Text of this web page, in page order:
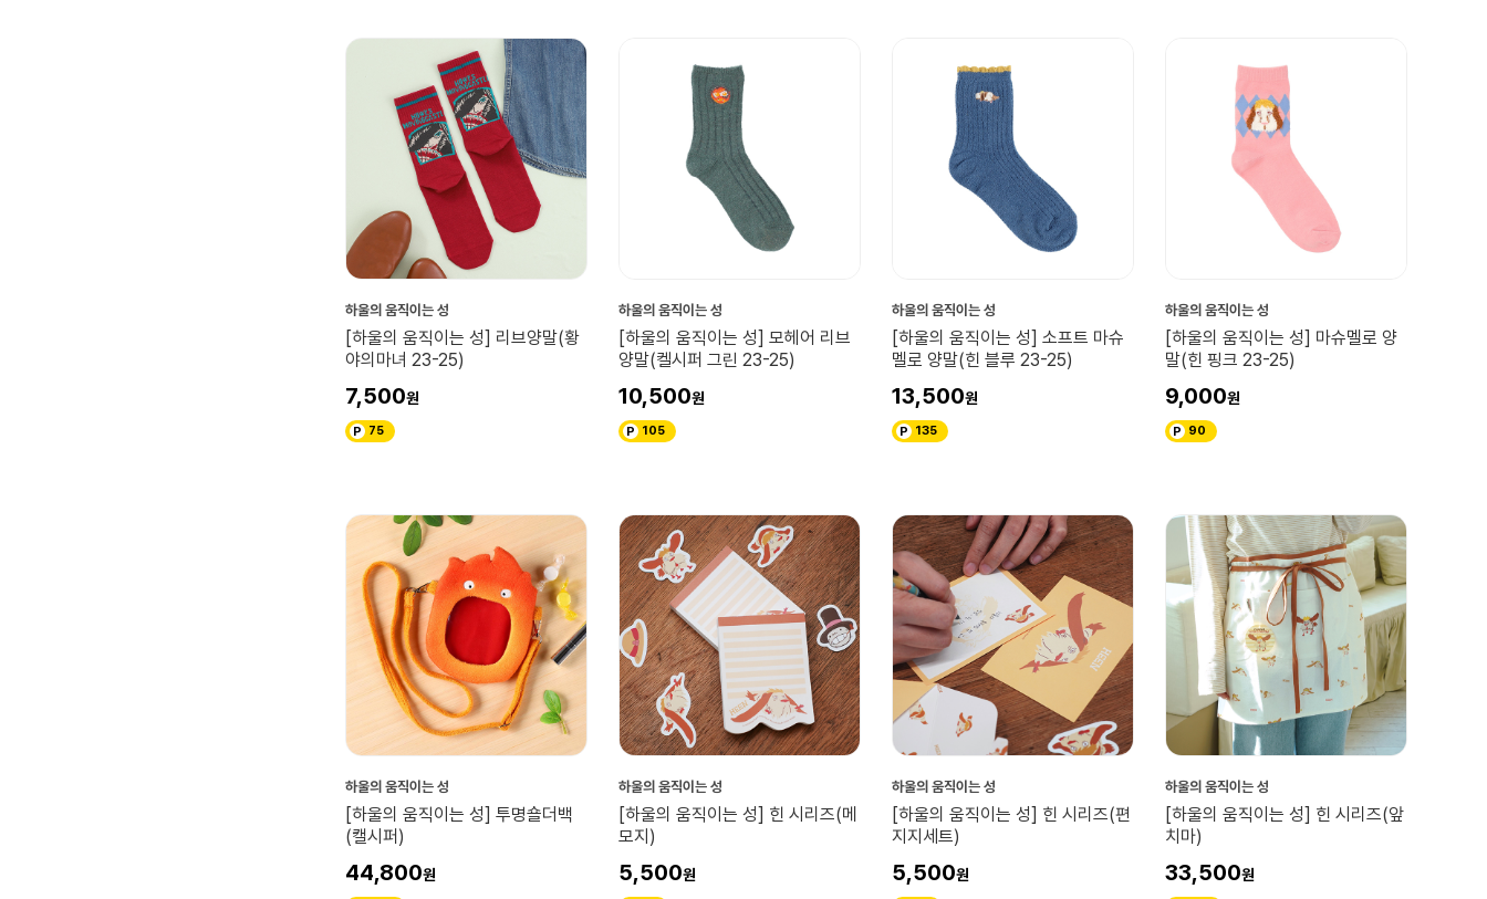
하울의 움직이는 성
[하울의 움직이는 성] 리브양말(황
야의마녀 23-25)
7,500
75
하울의 움직이는 성
[하울의 움직이는 성] 모헤어 리브
양말(켈시퍼 그린 23-25)
10,500
105
하울의 움직이는 성
[하울의 움직이는 성] 소프트 마슈
멜로 양말(힌 블루 23-25)
13,500
135
하울의 움직이는 성
[하울의 움직이는 성] 마슈멜로 양
말(힌 핑크 23-25)
9,000
90
하울의 움직이는 성
[하울의 움직이는 성] 투명숄더백
(캘시퍼)
44,800
하울의 움직이는 성
[하울의 움직이는 성] 힌 시리즈(메
모지)
5,500
하울의 움직이는 성
[하울의 움직이는 성] 힌 시리즈(편
지지세트)
5,500
하울의 움직이는 성
[하울의 움직이는 성] 힌 시리즈(앞
치마)
33,500